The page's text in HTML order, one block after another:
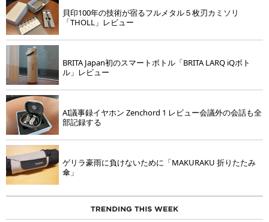
貝印100年の技術が宿るフルメタル５枚刃カミソリ
「THOLL」レビュー
BRITA Japan初のスマートボトル「BRITA LARQ iQボト
ル」レビュー
AI議事録イヤホン Zenchord 1 レビュー会議外の会話も全
部記録する
ゲリラ豪雨に負けないために「MAKURAKU 折りたたみ
傘」